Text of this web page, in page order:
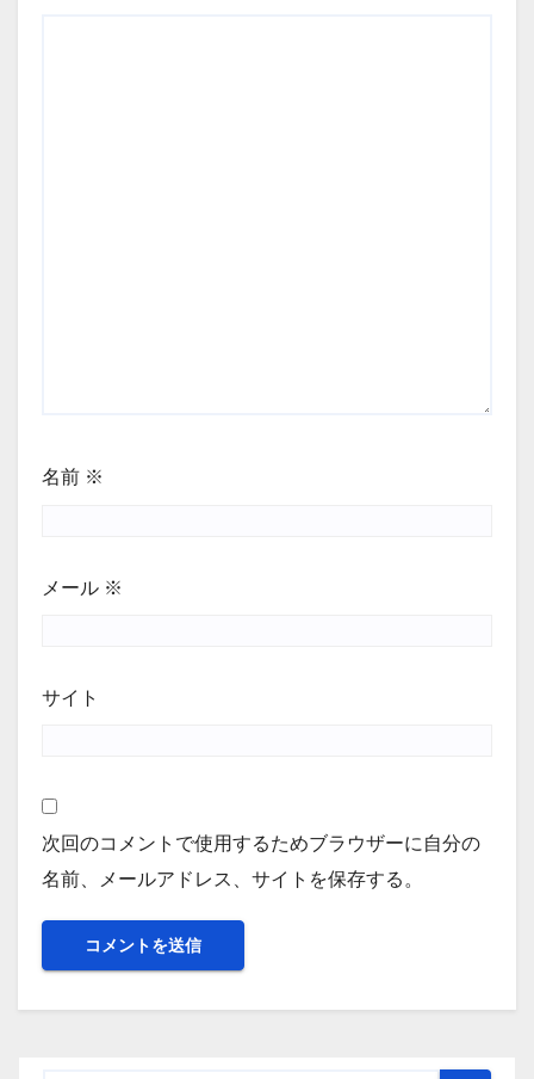
名前 ※
メール ※
サイト
次回のコメントで使用するためブラウザーに自分の
名前、メールアドレス、サイトを保存する。